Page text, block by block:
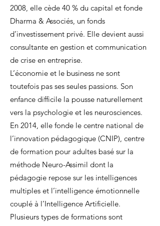
2008, elle cède 40 % du capital et fonde
Dharma & Associés, un fonds
d’investissement privé. Elle devient aussi
consultante en gestion et communication
de crise en entreprise.
L’économie et le business ne sont
toutefois pas ses seules passions. Son
enfance difficile la pousse naturellement
vers la psychologie et les neurosciences.
En 2014, elle fonde le centre national de
l’innovation pédagogique (CNIP), centre
de formation pour adultes basé sur la
méthode Neuro-Assimil dont la
pédagogie repose sur les intelligences
multiples et l’intelligence émotionnelle
couplé à l’Intelligence Artificielle.
Plusieurs types de formations sont